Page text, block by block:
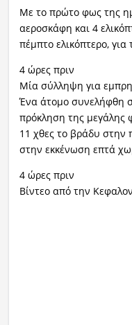
Με το πρώτο φως της
αεροσκάφη και 4
πέμπτο ελικόπτερο,
4 ώρες πριν
Μία σύλληψη για
Ένα άτομο συνελήφθη
πρόκληση της μεγάλης
11 χθες το βράδυ στην
στην εκκένωση επτά
4 ώρες πριν
Βίντεο από την